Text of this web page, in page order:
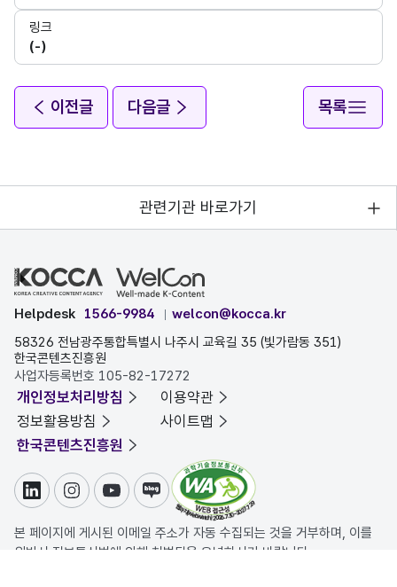
링크
(-)
이전글 다음글 목록
관련기관 바로가기
Helpdesk 1566-9984
welcon@kocca.kr
58326 전남광주통합특별시 나주시 교육길 35 (빛가람동 351)
한국콘텐츠진흥원
사업자등록번호 105-82-17272
개인정보처리방침
이용약관
정보활용방침
사이트맵
한국콘텐츠진흥원
링크드인인스타그램
유튜브블로그
본 페이지에 게시된 이메일 주소가 자동 수집되는 것을 거부하며, 이를
위반시 정보통신법에 의해 처벌됨을 유념하시기 바랍니다.